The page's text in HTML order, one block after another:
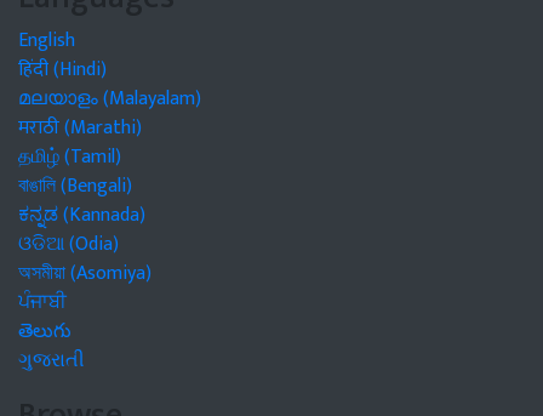
English
हिंदी (Hindi)
മലയാളം (Malayalam)
मराठी (Marathi)
தமிழ் (Tamil)
বাঙালি (Bengali)
ಕನ್ನಡ (Kannada)
ଓଡିଆ (Odia)
অসমীয়া (Asomiya)
ਪੰਜਾਬੀ
తెలుగు
ગુજરાતી